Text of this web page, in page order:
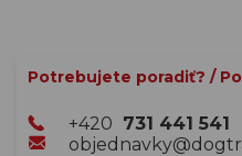
Potrebujete poradiť? /
+420 731 441 541